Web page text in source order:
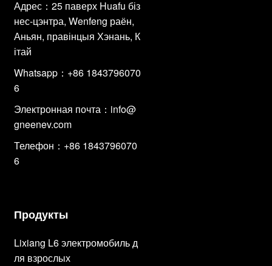
Адрес：25 паверх Huafu біз
нес-цэнтра, Wenfeng раён,
Аньян, правінцыя Хэнань, К
ітай
Whatsapp：+86 1843796070
6
Электронная почта： info@
gneenev.com
Телефон：+86 1843796070
6
Продукты
Lixiang L6 электромобиль д
ля взрослых